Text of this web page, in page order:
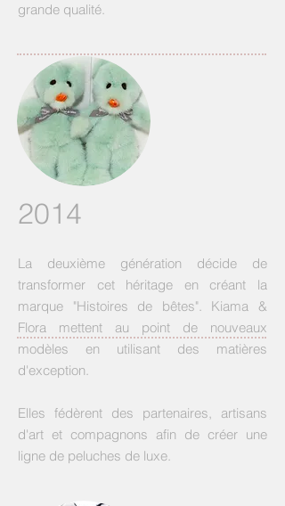
grande qualité.
2014
La deuxième génération décide de
transformer cet héritage en créant la
marque "Histoires de bêtes". Kiama &
Flora mettent au point de nouveaux
modèles en utilisant des matières
d'exception.
Elles fédèrent des partenaires, artisans
d'art et compagnons afin de créer une
ligne de peluches de luxe.